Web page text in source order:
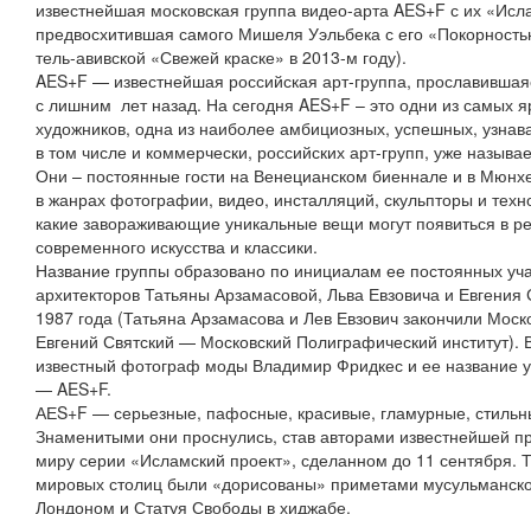
известнейшая московская группа видео-арта AES+F с их
предвосхитившая самого Мишеля Уэльбека с его
тель-авивской «Свежей краске» в 2013-м году).
AES+F — известнейшая российская арт-группа,
с лишним лет назад. На сегодня AES+F – это одни из самых
художников, одна из наиболее амбициозных, успешных,
в том числе и коммерчески, российских арт-групп, уже
Они – постоянные гости на Венецианском биеннале и в
в жанрах фотографии, видео, инсталляций, скульпторы и
какие завораживающие уникальные вещи могут появиться в
современного искусства и классики.
Название группы образовано по инициалам ее постоянных
архитекторов Татьяны Арзамасовой, Льва Евзовича и
1987 года (Татьяна Арзамасова и Лев Евзович закончили
Евгений Святский — Московский Полиграфический институт).
известный фотограф моды Владимир Фридкес и ее название
— AES+F.
АЕS+F — серьезные, пафосные, красивые, гламурные,
Знаменитыми они проснулись, став авторами известнейшей
миру серии «Исламский проект», сделанном до 11 сентября.
мировых столиц были «дорисованы» приметами
Лондоном и Статуя Свободы в хиджабе.